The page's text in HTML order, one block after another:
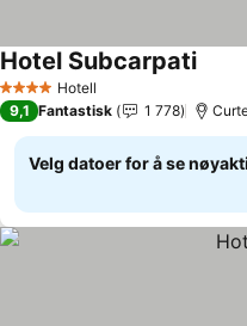
4 StjernerHotell
Hotel SubcarpatiSe
9,1 Fantastisk 1 778
Velg datoer for å se